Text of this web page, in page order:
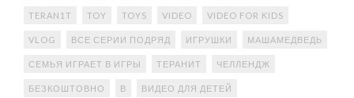
TERAN1T TOY TOYS VIDEO VIDEO FOR KIDS
VLOG ВСЕ СЕРИИ ПОДРЯД ИГРУШКИ МАШАМЕДВЕДЬ
СЕМЬЯ ИГРАЕТ В ИГРЫ ТЕРАНИТ ЧЕЛЛЕНДЖ
БЕЗКОШТОВНО В ВИДЕО ДЛЯ ДЕТЕЙ